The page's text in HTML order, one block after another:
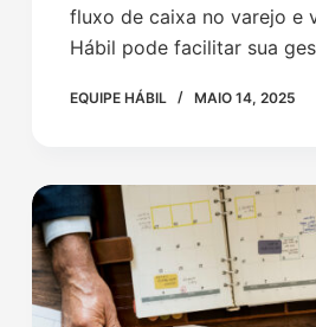
fluxo de caixa no varejo e
Hábil pode facilitar sua
EQUIPE HÁBIL MAIO 14, 2025